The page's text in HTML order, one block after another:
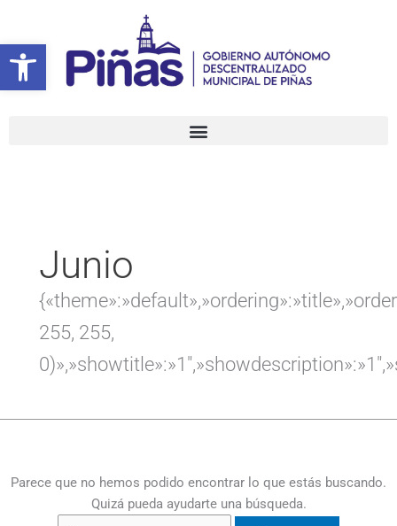
Abrir barra de herramientas
contenido
Junio
255, 255,
Parece que no hemos podido encontrar lo que estás buscando.
Quizá pueda ayudarte una búsqueda.